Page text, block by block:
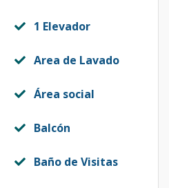
1 Elevador
Area de Lavado
Área social
Balcón
Baño de Visitas